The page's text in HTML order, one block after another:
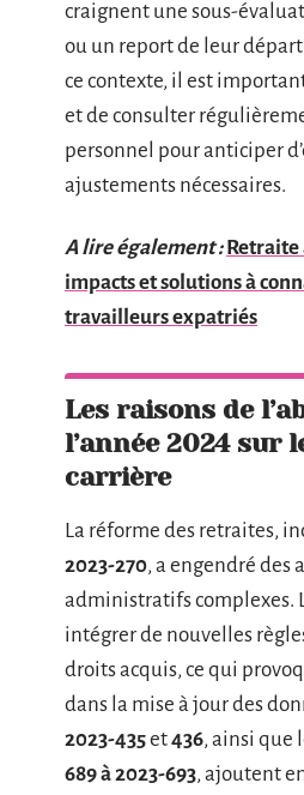
craignent une sous-
ou un report de leur
ce contexte, il est
et de consulter
personnel pour anticiper
ajustements nécessaires.
A lire également : Retraite
impacts et solutions à
travailleurs expatriés
Les raisons de
l’année 2024 sur
carrière
La réforme des retraites,
2023-270, a engendré des
administratifs complexes.
intégrer de nouvelles
droits acquis, ce qui
dans la mise à jour des
2023-435et436, ainsi que
689 à 2023-693, ajoutent